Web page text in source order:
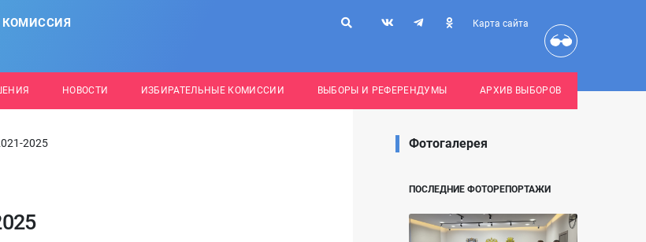
КОМИССИЯ Карта сайта
НОВОСТИ ИЗБИРАТЕЛЬНЫЕ КОМИССИИ ВЫБОРЫ И РЕФЕРЕНДУМЫ АРХИВ ВЫБОРОВ
2025 Фотогалерея
ПОСЛЕДНИЕ ФОТОРЕПОРТАЖИ